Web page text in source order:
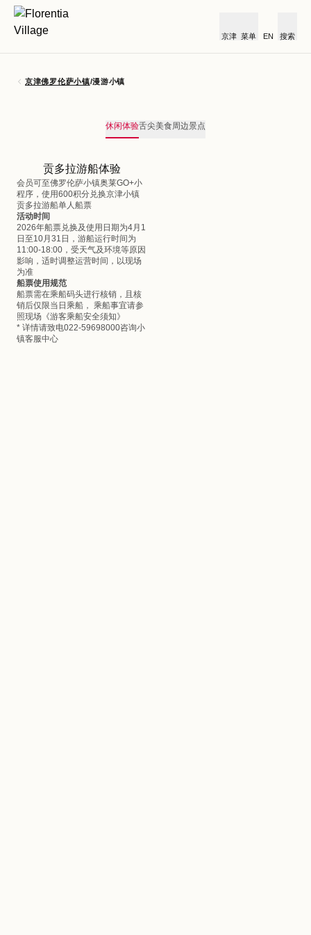
京津 菜单 EN 搜索
京津佛罗伦萨小镇/漫游小镇
休闲体验舌尖美食周边景点
贡多拉游船体验
会员可至佛罗伦萨小镇奥莱GO+小
程序，使用600积分兑换京津小镇
贡多拉游船单人船票
活动时间
2026年船票兑换及使用日期为4月1
日至10月31日，游船运行时间为
11:00-18:00，受天气及环境等原因
影响，适时调整运营时间，以现场
为准
船票使用规范
船票需在乘船码头进行核销，且核
销后仅限当日乘船， 乘船事宜请参
照现场《游客乘船安全须知》
* 详情请致电022-59698000咨询小
镇客服中心